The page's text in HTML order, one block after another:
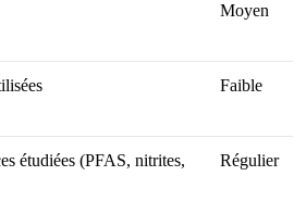
Moyen
Faible
étudiées (PFAS, nitrites,
Régulier